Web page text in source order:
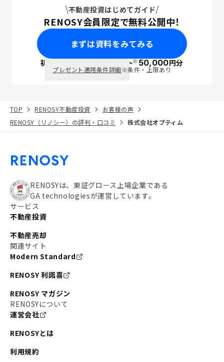
不動産投資はじめてガイド
RENOSY会員限定で無料公開中！
まずは資料をみてみる
初回面談で ポイント※50,000円分
プレゼント適用条件詳細※条件・上限あり
TOP RENOSY不動産投資
お客様の声
RENOSY（リノシー）の評判・口コミ
株式会社オプティム
RENOSYは、東証グロース上場企業である
GA technologiesが運営しています。
サービス
不動産投資
不動産売却
関連サイト
Modern Standard
RENOSY 利諾喜
RENOSY マガジン
RENOSYについて
運営会社
RENOSYとは
利用規約